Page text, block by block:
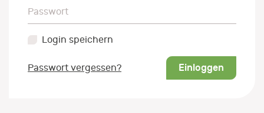
Passwort
Passwort
Login speichern
Passwort vergessen? Einloggen